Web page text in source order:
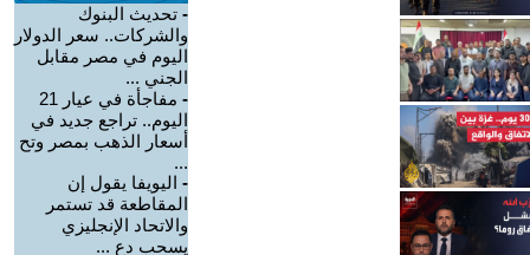
- تحديث البنوك
والشركات.. سعر الدولار
اليوم في مصر مقابل
الجني ...
-
مفاجأة في عيار 21
اليوم.. تراجع جديد في
أسعار الذهب بمصر وتح
...
- اليويفا يقول إن
المقاطعة قد تستمر
والاتحاد الإنجليزي
يسحب دع ...